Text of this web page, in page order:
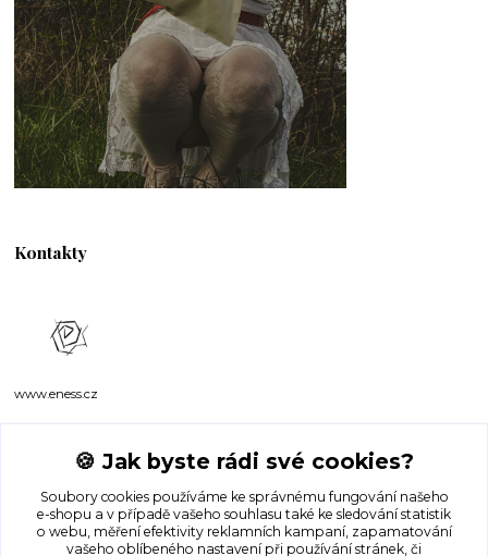
Kontakty
www.eness.cz
Kateřina Malá
+420 727 972 220
info@eness.cz
🍪 Jak byste rádi své cookies?
Soubory cookies používáme ke správnému fungování našeho
e-shopu a v případě vašeho souhlasu také ke sledování statistik
o webu, měření efektivity reklamních kampaní, zapamatování
vašeho oblíbeného nastavení při používání stránek, či